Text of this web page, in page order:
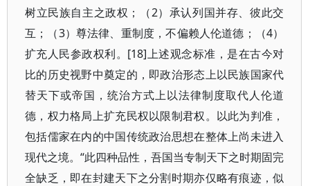
树立民族自主之政权；（2）承认列国并存、彼此交
互；（3）尊法律、重制度，不偏赖人伦道德；（4）
扩充人民参政权利。[18]上述观念标准，是在古今对
比的历史视野中奠定的，即政治形态上以民族国家代
替天下或帝国，统治方式上以法律制度取代人伦道
德，权力格局上扩充民权以限制君权。以此为判准，
包括儒家在内的中国传统政治思想在整体上尚未进入
现代之境。“此四种品性，吾国当专制天下之时期固完
全缺乏，即在封建天下之分割时期亦仅略有痕迹，似